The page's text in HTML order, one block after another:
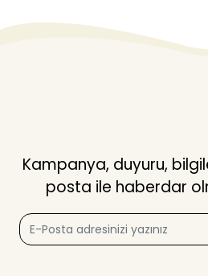
Kampanya, duyuru,
posta ile haberdar